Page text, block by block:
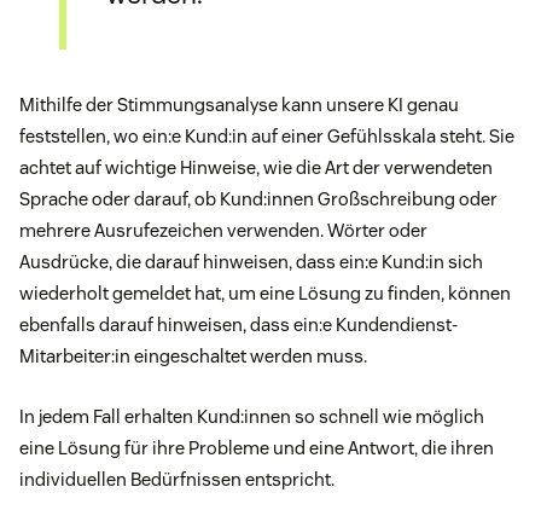
Mithilfe der Stimmungsanalyse kann unsere KI genau
feststellen, wo ein:e Kund:in auf einer Gefühlsskala steht. Sie
achtet auf wichtige Hinweise, wie die Art der verwendeten
Sprache oder darauf, ob Kund:innen Großschreibung oder
mehrere Ausrufezeichen verwenden. Wörter oder
Ausdrücke, die darauf hinweisen, dass ein:e Kund:in sich
wiederholt gemeldet hat, um eine Lösung zu finden, können
ebenfalls darauf hinweisen, dass ein:e Kundendienst-
Mitarbeiter:in eingeschaltet werden muss.
In jedem Fall erhalten Kund:innen so schnell wie möglich
eine Lösung für ihre Probleme und eine Antwort, die ihren
individuellen Bedürfnissen entspricht.